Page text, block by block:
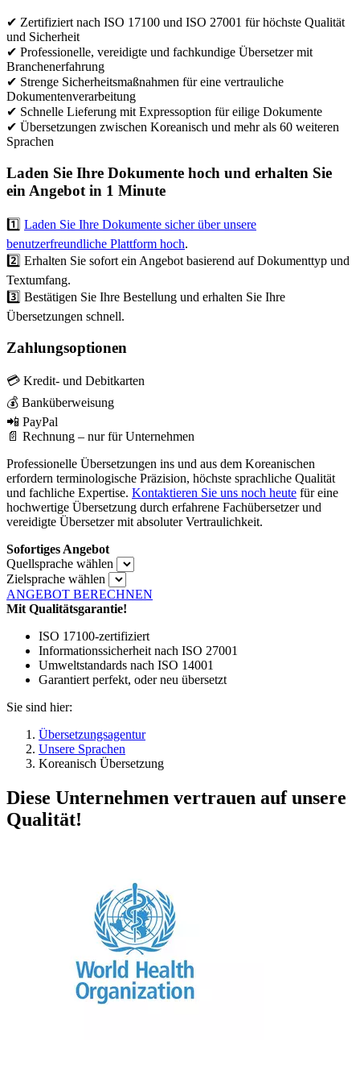
✔ Zertifiziert nach ISO 17100 und ISO 27001 für höchste Qualität
und Sicherheit
✔ Professionelle, vereidigte und fachkundige Übersetzer mit
Branchenerfahrung
✔ Strenge Sicherheitsmaßnahmen für eine vertrauliche
Dokumentenverarbeitung
✔ Schnelle Lieferung mit Expressoption für eilige Dokumente
✔ Übersetzungen zwischen Koreanisch und mehr als 60 weiteren
Sprachen
Laden Sie Ihre Dokumente hoch und erhalten Sie
ein Angebot in 1 Minute
1️⃣ Laden Sie Ihre Dokumente sicher über unsere
benutzerfreundliche Plattform hoch.
2️⃣ Erhalten Sie sofort ein Angebot basierend auf Dokumenttyp und
Textumfang.
3️⃣ Bestätigen Sie Ihre Bestellung und erhalten Sie Ihre
Übersetzungen schnell.
Zahlungsoptionen
💳 Kredit- und Debitkarten
💰 Banküberweisung
📲 PayPal
📄 Rechnung – nur für Unternehmen
Professionelle Übersetzungen ins und aus dem Koreanischen
erfordern terminologische Präzision, höchste sprachliche Qualität
und fachliche Expertise. Kontaktieren Sie uns noch heute für eine
hochwertige Übersetzung durch erfahrene Fachübersetzer und
vereidigte Übersetzer mit absoluter Vertraulichkeit.
Sofortiges Angebot
Quellsprache wählen
Zielsprache wählen
ANGEBOT BERECHNEN
Mit Qualitätsgarantie!
ISO 17100-zertifiziert
Informationssicherheit nach ISO 27001
Umweltstandards nach ISO 14001
Garantiert perfekt, oder neu übersetzt
Sie sind hier:
Übersetzungsagentur
Unsere Sprachen
Koreanisch Übersetzung
Diese Unternehmen vertrauen auf unsere
Qualität!